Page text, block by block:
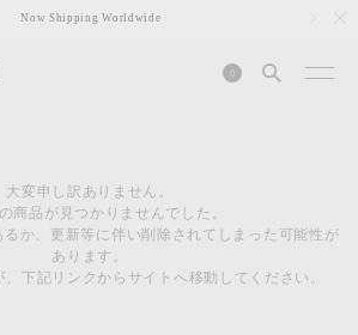
Now Shipping Worldwide
0
大変申し訳ありません。
商品が見つかりませんでした。
るか、更新等に伴い削除されてしまった可能性が
あります。
下記リンクからサイトへ移動してください。